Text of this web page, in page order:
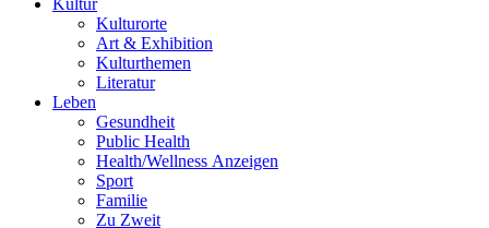
Kultur
Kulturorte
Art & Exhibition
Kulturthemen
Literatur
Leben
Gesundheit
Public Health
Health/Wellness Anzeigen
Sport
Familie
Zu Zweit